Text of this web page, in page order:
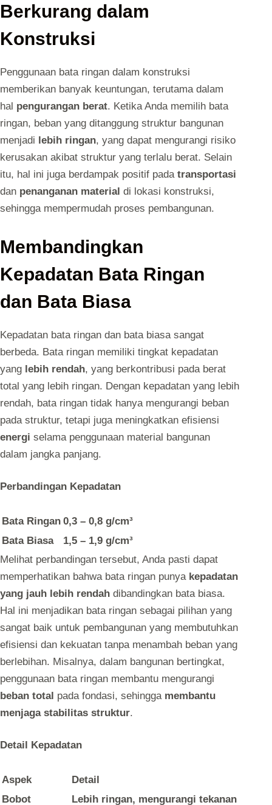
Berkurang dalam
Konstruksi
Penggunaan bata ringan dalam konstruksi
memberikan banyak keuntungan, terutama dalam
hal pengurangan berat. Ketika Anda memilih bata
ringan, beban yang ditanggung struktur bangunan
menjadi lebih ringan, yang dapat mengurangi risiko
kerusakan akibat struktur yang terlalu berat. Selain
itu, hal ini juga berdampak positif pada transportasi
dan penanganan material di lokasi konstruksi,
sehingga mempermudah proses pembangunan.
Membandingkan
Kepadatan Bata Ringan
dan Bata Biasa
Kepadatan bata ringan dan bata biasa sangat
berbeda. Bata ringan memiliki tingkat kepadatan
yang lebih rendah, yang berkontribusi pada berat
total yang lebih ringan. Dengan kepadatan yang lebih
rendah, bata ringan tidak hanya mengurangi beban
pada struktur, tetapi juga meningkatkan efisiensi
energi selama penggunaan material bangunan
dalam jangka panjang.
Perbandingan Kepadatan
Bata Ringan 0,3 – 0,8 g/cm³
Bata Biasa
1,5 – 1,9 g/cm³
Melihat perbandingan tersebut, Anda pasti dapat
memperhatikan bahwa bata ringan punya kepadatan
yang jauh lebih rendah dibandingkan bata biasa.
Hal ini menjadikan bata ringan sebagai pilihan yang
sangat baik untuk pembangunan yang membutuhkan
efisiensi dan kekuatan tanpa menambah beban yang
berlebihan. Misalnya, dalam bangunan bertingkat,
penggunaan bata ringan membantu mengurangi
beban total pada fondasi, sehingga membantu
menjaga stabilitas struktur.
Detail Kepadatan
Aspek
Detail
Bobot
Lebih ringan, mengurangi tekanan